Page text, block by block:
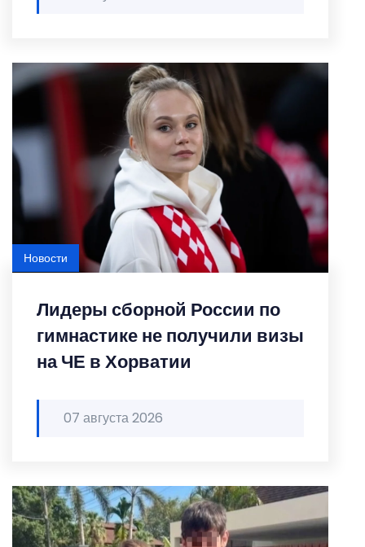
Лидеры сборной России по
гимнастике не получили визы
на ЧЕ в Хорватии
07 августа 2026
Новости